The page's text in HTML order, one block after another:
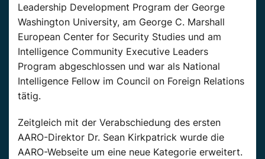
Leadership Development Program der George
Washington University, am George C. Marshall
European Center for Security Studies und am
Intelligence Community Executive Leaders
Program abgeschlossen und war als National
Intelligence Fellow im Council on Foreign Relations
tätig.
Zeitgleich mit der Verabschiedung des ersten
AARO-Direktor Dr. Sean Kirkpatrick wurde die
AARO-Webseite um eine neue Kategorie erweitert.